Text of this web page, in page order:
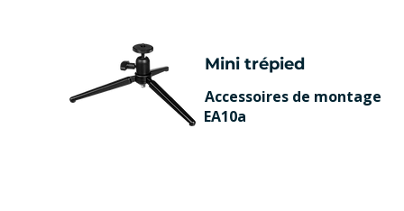
Mini trépied
Accessoires de montage
EA10a